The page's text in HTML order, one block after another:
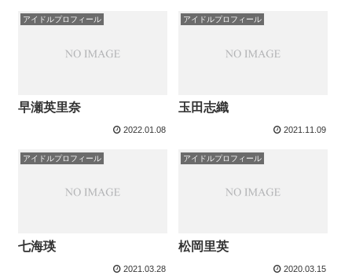
アイドルプロフィール
早瀬英里奈
2022.01.08
アイドルプロフィール
玉田志織
2021.11.09
アイドルプロフィール
七海瑛
2021.03.28
アイドルプロフィール
松岡里英
2020.03.15